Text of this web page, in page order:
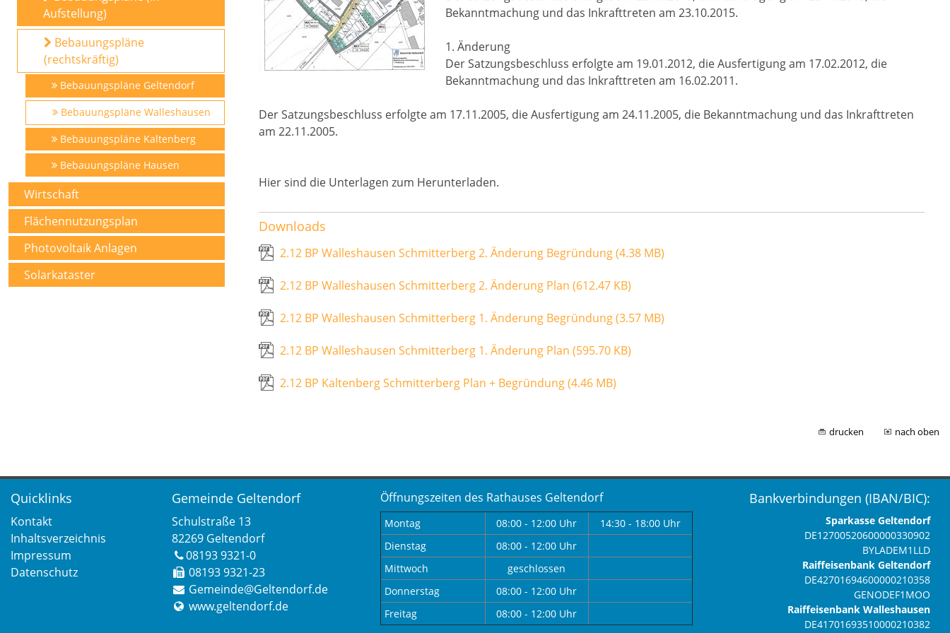
Aufstellung)
Bebauungspläne
(rechtskräftig)
Bebauungspläne Geltendorf
Bebauungspläne Walleshausen
Bebauungspläne Kaltenberg
Bebauungspläne Hausen
Wirtschaft
Flächennutzungsplan
Photovoltaik Anlagen
Solarkataster
Bekanntmachung und das Inkrafttreten am 23.10.2015.
1. Änderung
Der Satzungsbeschluss erfolgte am 19.01.2012, die Ausfertigung am 17.02.2012, die
Bekanntmachung und das Inkrafttreten am 16.02.2011.
Der Satzungsbeschluss erfolgte am 17.11.2005, die Ausfertigung am 24.11.2005, die Bekanntmachung und das Inkrafttreten
am 22.11.2005.
Hier sind die Unterlagen zum Herunterladen.
Downloads
2.12 BP Walleshausen Schmitterberg 2. Änderung Begründung(4.38 MB)
2.12 BP Walleshausen Schmitterberg 2. Änderung Plan (612.47 KB)
2.12 BP Walleshausen Schmitterberg 1. Änderung Begründung(3.57 MB)
2.12 BP Walleshausen Schmitterberg 1. Änderung Plan (595.70 KB)
2.12 BP Kaltenberg Schmitterberg Plan + Begründung(4.46 MB)
drucken nach oben
Quicklinks
Kontakt
Inhaltsverzeichnis
Impressum
Datenschutz
Gemeinde Geltendorf
Schulstraße 13
82269 Geltendorf
08193 9321-0
08193 9321-23
Gemeinde@Geltendorf.de
www.geltendorf.de
Öffnungszeiten des Rathauses Geltendorf
Montag 08:00 - 12:00 Uhr
14:30 - 18:00 Uhr
Dienstag
08:00 - 12:00 Uhr
Mittwoch
geschlossen
Donnerstag
08:00 - 12:00 Uhr
Freitag
08:00 - 12:00 Uhr
Bankverbindungen (IBAN/BIC):
Sparkasse Geltendorf
DE12700520600000330902
BYLADEM1LLD
Raiffeisenbank Geltendorf
DE42701694600000210358
GENODEF1MOO
Raiffeisenbank Walleshausen
DE41701693510000210382